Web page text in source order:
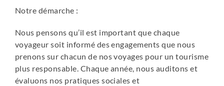
sommaire, mais l'expérience compense largement ce
Enfin, nous privilégions, dans la mesure du possible, des
hébergements de petite capacité, affichant des valeurs
écologiques et humaines.
Notre démarche :
Nous pensons qu’il est important que chaque
voyageur soit informé des engagements que nous
prenons sur chacun de nos voyages pour un tourisme
plus responsable. Chaque année, nous auditons et
évaluons nos pratiques sociales et